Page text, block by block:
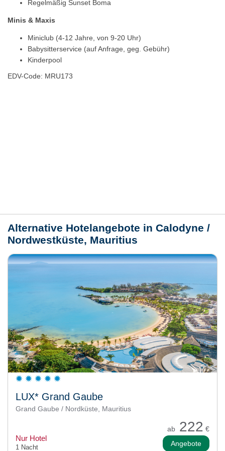
Regelmäßig Sunset Boma
Minis & Maxis
Miniclub (4-12 Jahre, von 9-20 Uhr)
Babysitterservice (auf Anfrage, geg. Gebühr)
Kinderpool
EDV-Code: MRU173
Alternative Hotelangebote in Calodyne /
Nordwestküste, Mauritius
LUX* Grand Gaube
Grand Gaube / Nordküste, Mauritius
ab 222 €
Nur Hotel
1 Nacht Angebote